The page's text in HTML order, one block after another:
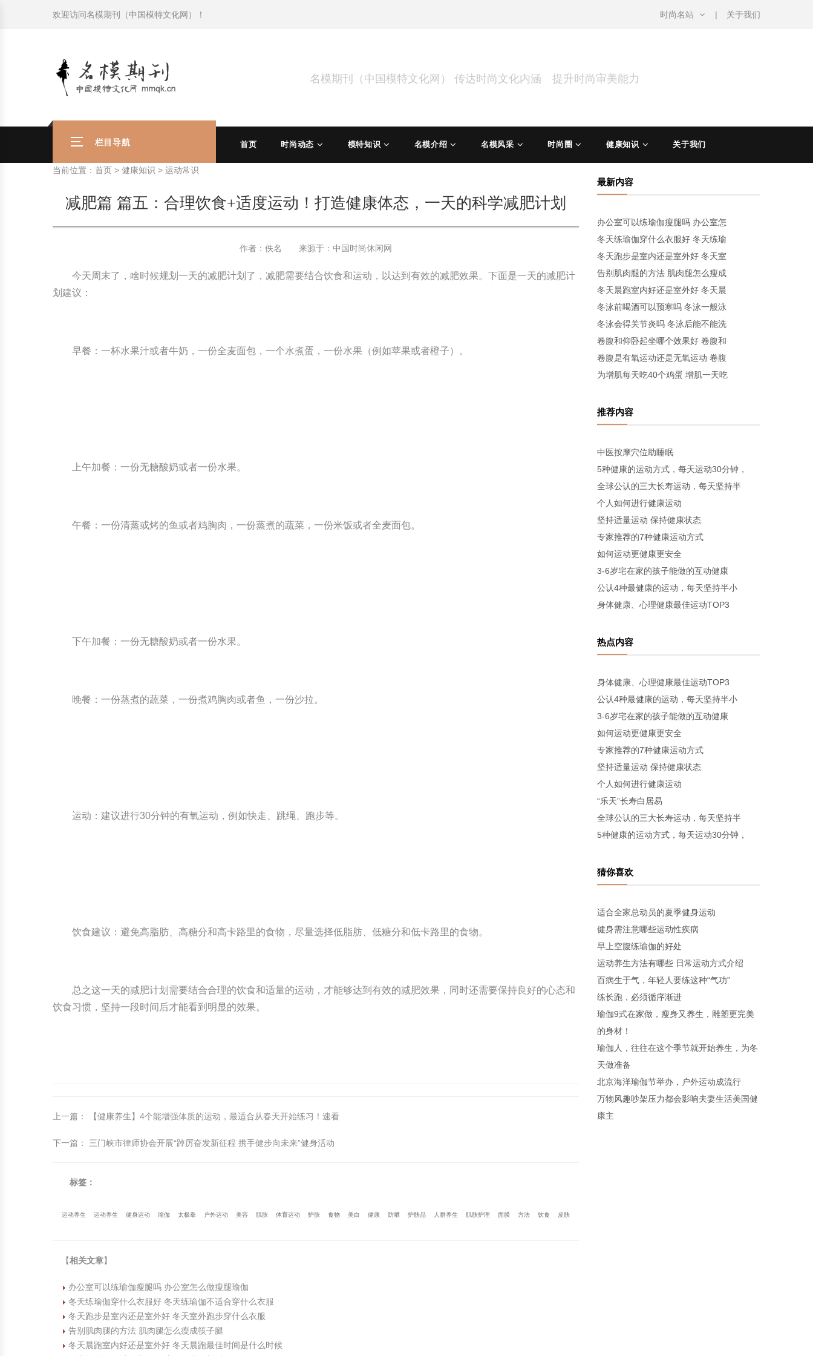
国外名模介绍
国外名模写真
社会热点新闻
国外名模介绍
国外名模写真
欢迎访问名模期刊（中国模特文化网） ！ 时尚名站 关于我们
名模期刊（中国模特文化网） 传达时尚文化内涵 提升时尚审美能力
栏目导航 首页 时尚动态 模特知识 名模介绍 名模风采 时尚圈 健康知识 关于我们
当前位置： 首页 > 健康知识 > 运动常识
减肥篇 篇五：合理饮食+适度运动！打造健康体态，一天的科学减肥计划
作者：佚名 来源于： 中国时尚休闲网
今天周末了，啥时候规划一天的减肥计划了，减肥需要结合饮食和运动，以达到有效的减肥效果。下面是一天的减肥计
划建议：
早餐：一杯水果汁或者牛奶，一份全麦面包，一个水煮蛋，一份水果（例如苹果或者橙子）。
上午加餐：一份无糖酸奶或者一份水果。
午餐：一份清蒸或烤的鱼或者鸡胸肉，一份蒸煮的蔬菜，一份米饭或者全麦面包。
下午加餐：一份无糖酸奶或者一份水果。
晚餐：一份蒸煮的蔬菜，一份煮鸡胸肉或者鱼，一份沙拉。
运动：建议进行30分钟的有氧运动，例如快走、跳绳、跑步等。
饮食建议：避免高脂肪、高糖分和高卡路里的食物，尽量选择低脂肪、低糖分和低卡路里的食物。
总之这一天的减肥计划需要结合合理的饮食和适量的运动，才能够达到有效的减肥效果，同时还需要保持良好的心态和
饮食习惯，坚持一段时间后才能看到明显的效果。
上一篇 ： 【健康养生】4个能增强体质的运动，最适合从春天开始练习！速看
下一篇 ： 三门峡市律师协会开展“踔厉奋发新征程 携手健步向未来”健身活动
标签：
运动养生 运动养生 健身运动 瑜伽 太极拳 户外运动 美容 肌肤 体育运动 护肤 食物 美白 健康 防晒 护肤品 人群养生 肌肤护理 面膜 方法 饮食 皮肤
【相关文章】
办公室可以练瑜伽瘦腿吗 办公室怎么做瘦腿瑜伽
冬天练瑜伽穿什么衣服好 冬天练瑜伽不适合穿什么衣服
冬天跑步是室内还是室外好 冬天室外跑步穿什么衣服
告别肌肉腿的方法 肌肉腿怎么瘦成筷子腿
冬天晨跑室内好还是室外好 冬天晨跑最佳时间是什么时候
最新内容
办公室可以练瑜伽瘦腿吗 办公室怎
冬天练瑜伽穿什么衣服好 冬天练瑜
冬天跑步是室内还是室外好 冬天室
告别肌肉腿的方法 肌肉腿怎么瘦成
冬天晨跑室内好还是室外好 冬天晨
冬泳前喝酒可以预寒吗 冬泳一般泳
冬泳会得关节炎吗 冬泳后能不能洗
卷腹和仰卧起坐哪个效果好 卷腹和
卷腹是有氧运动还是无氧运动 卷腹
为增肌每天吃40个鸡蛋 增肌一天吃
推荐内容
中医按摩穴位助睡眠
5种健康的运动方式，每天运动30分钟，
全球公认的三大长寿运动，每天坚持半
个人如何进行健康运动
坚持适量运动 保持健康状态
专家推荐的7种健康运动方式
如何运动更健康更安全
3-6岁宅在家的孩子能做的互动健康
公认4种最健康的运动，每天坚持半小
身体健康、心理健康最佳运动TOP3
热点内容
身体健康、心理健康最佳运动TOP3
公认4种最健康的运动，每天坚持半小
3-6岁宅在家的孩子能做的互动健康
如何运动更健康更安全
专家推荐的7种健康运动方式
坚持适量运动 保持健康状态
个人如何进行健康运动
“乐天”长寿白居易
全球公认的三大长寿运动，每天坚持半
5种健康的运动方式，每天运动30分钟，
猜你喜欢
适合全家总动员的夏季健身运动
健身需注意哪些运动性疾病
早上空腹练瑜伽的好处
运动养生方法有哪些 日常运动方式介绍
百病生于气，年轻人要练这种“气功”
练长跑，必须循序渐进
瑜伽9式在家做，瘦身又养生，雕塑更完美
的身材！
瑜伽人，往往在这个季节就开始养生，为冬
天做准备
北京海洋瑜伽节举办，户外运动成流行
万物风趣吵架压力都会影响夫妻生活美国健
康主